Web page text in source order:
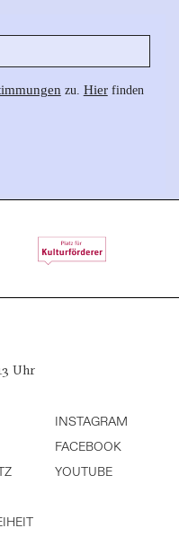
Uhr
INSTAGRAM
FACEBOOK
YOUTUBE